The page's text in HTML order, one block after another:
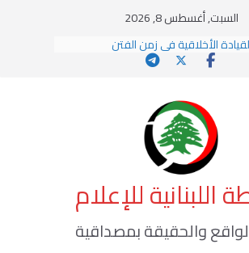
السبت, أغسطس 8, 2026
الأخلاقية في زمن الفتن
الاستلاب الثقافي وتحديات الهوية الإسلامية
يومَ يَفيضُ العَرَقُ
اللبنانية للإعلام
والحقيقة بمصداقية